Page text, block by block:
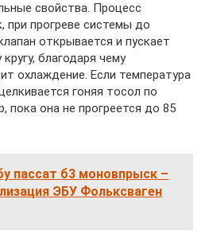
свойства. Процесс
при прогреве системы до
открывается и пускает
благодаря чему
охлаждение. Если температура
гоняя тосол по
пока она не прогреется до 85
пассат б3 моновпрыск –
ЭБУ Фольксваген